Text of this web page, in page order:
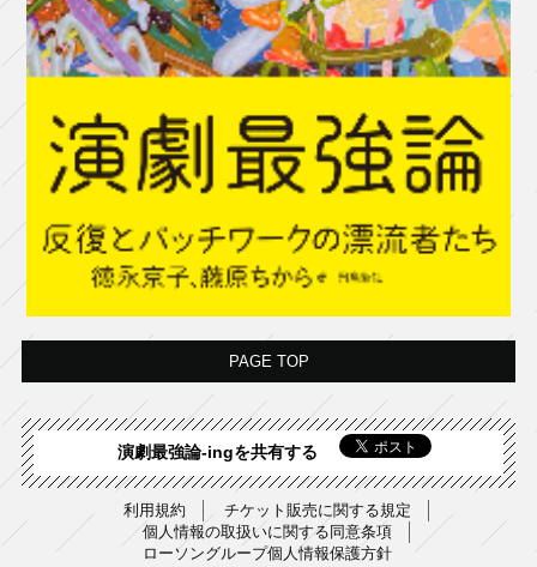
PAGE TOP
演劇最強論-ingを共有する
利用規約
チケット販売に関する規定
個人情報の取扱いに関する同意条項
ローソングループ個人情報保護方針